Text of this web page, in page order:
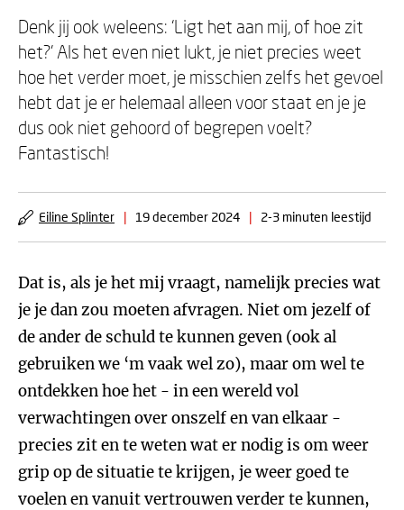
Denk jij ook weleens: ‘Ligt het aan mij, of hoe zit
het?’ Als het even niet lukt, je niet precies weet
hoe het verder moet, je misschien zelfs het gevoel
hebt dat je er helemaal alleen voor staat en je je
dus ook niet gehoord of begrepen voelt?
Fantastisch!
Eiline Splinter | 19 december 2024 | 2-3 minuten leestijd
Dat is, als je het mij vraagt, namelijk precies wat
je je dan zou moeten afvragen. Niet om jezelf of
de ander de schuld te kunnen geven (ook al
gebruiken we ‘m vaak wel zo), maar om wel te
ontdekken hoe het - in een wereld vol
verwachtingen over onszelf en van elkaar -
precies zit en te weten wat er nodig is om weer
grip op de situatie te krijgen, je weer goed te
voelen en vanuit vertrouwen verder te kunnen,